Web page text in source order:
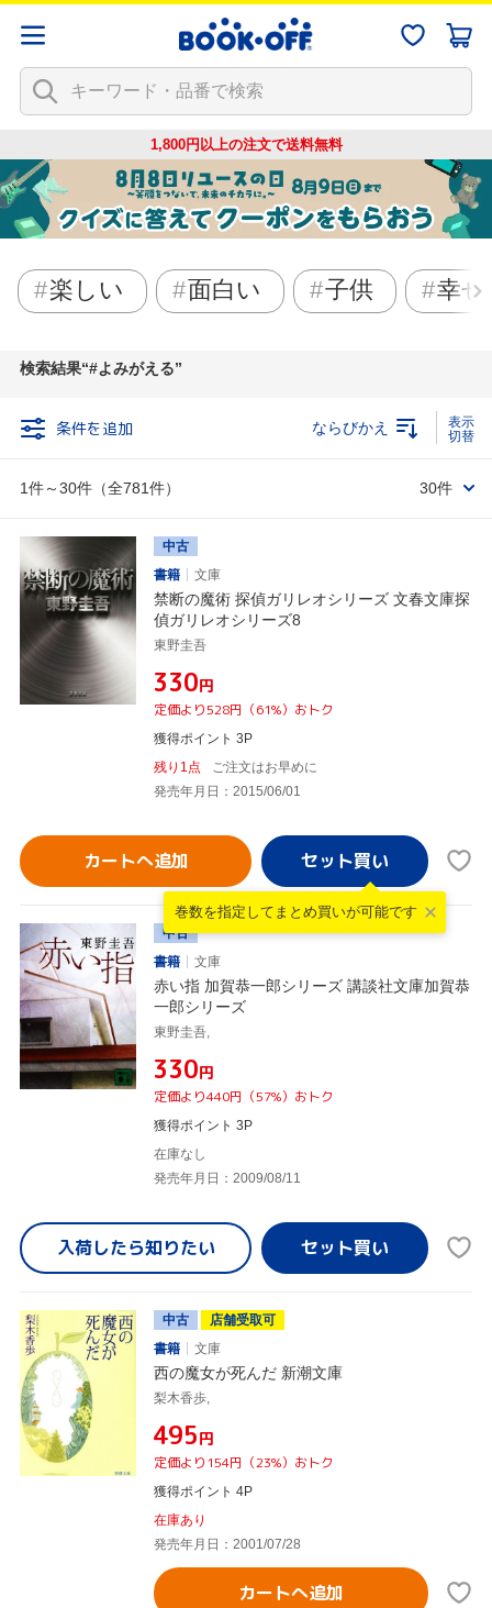
1,800円以上の注文で送料無料
楽しい 面白い 子供 幸せ
検索結果 #よみがえる
条件を追加
1件～30件（全781件）
ならびかえ
30件
中古
書籍
文庫
禁断の魔術 探偵ガリレオシリーズ 文春文庫探
偵ガリレオシリーズ8
東野圭吾
¥330円
定価より528円（61%）おトク
獲得ポイント 3P
残り1点
ご注文はお早めに
発売年月日：2015/06/01
カートへ追加
巻数を指定して まとめ買いが可能です
中古
書籍
文庫
赤い指 加賀恭一郎シリーズ 講談社文庫加賀恭
一郎シリーズ
東野圭吾,
¥330円
定価より440円（57%）おトク
獲得ポイント 3P
在庫なし
発売年月日：2009/08/11
入荷したら知りたい
中古
店舗受取可
書籍
文庫
西の魔女が死んだ 新潮文庫
梨木香歩,
¥495円
定価より154円（23%）おトク
獲得ポイント 4P
在庫あり
発売年月日：2001/07/28
カートへ追加